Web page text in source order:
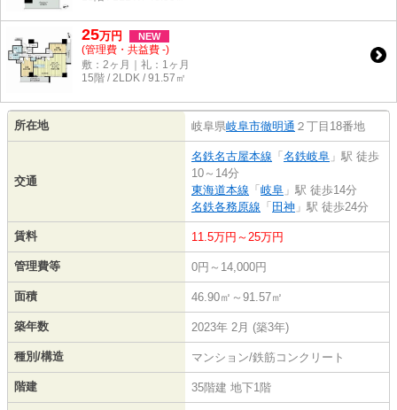
25万円 NEW
(管理費・共益費 -)
敷：2ヶ月｜礼：1ヶ月
15階 / 2LDK / 91.57㎡
所在地 岐阜県岐阜市徹明通 ２丁目18番地
交通
名鉄名古屋本線 「 名鉄岐阜 」駅 徒歩
10～14分
東海道本線 「 岐阜 」駅 徒歩14分
名鉄各務原線 「 田神 」駅 徒歩24分
賃料 11.5万円～25万円
管理費等 0円～14,000円
面積 46.90㎡～91.57㎡
築年数 2023年 2月 (築3年)
種別/構造 マンション/鉄筋コンクリート
階建 35階建 地下1階